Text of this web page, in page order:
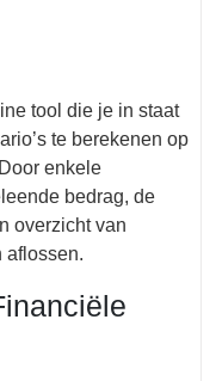
tool die je in staat
te berekenen op
enkele
bedrag, de
overzicht van
aflossen.